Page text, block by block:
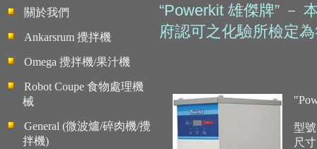
關於我們
Ankarsrum 攪拌機
Omega 攪拌機/果汁機
Robot Coupe 食物處理機
械
General (微波爐/碎肉機/攪
拌機)
“Powerkit 雄傑牌” －
府認可之化驗所檢定
型
尺